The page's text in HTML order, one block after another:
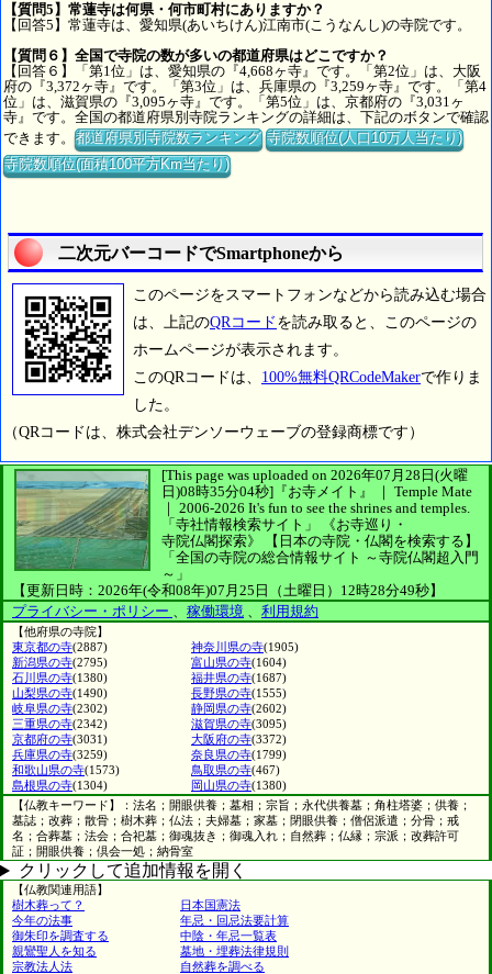
【質問5】常蓮寺は何県・何市町村にありますか？
【回答5】常蓮寺は、愛知県(あいちけん)江南市(こうなんし)の寺院です。
【質問６】全国で寺院の数が多いの都道府県はどこですか？
【回答６】「第1位」は、愛知県の『4,668ヶ寺』です。「第2位」は、大阪
府の『3,372ヶ寺』です。「第3位」は、兵庫県の『3,259ヶ寺』です。「第4
位」は、滋賀県の『3,095ヶ寺』です。「第5位」は、京都府の『3,031ヶ
寺』です。全国の都道府県別寺院ランキングの詳細は、下記のボタンで確認
できます。都道府県別寺院数ランキング 寺院数順位(人口10万人当たり)
寺院数順位(面積100平方Km当たり)
二次元バーコードでSmartphoneから
このページをスマートフォンなどから読み込む場合
は、上記のQRコード を読み取ると、このページの
ホームページが表示されます。
このQRコードは、 100%無料QRCodeMakerで作りま
した。
（QRコードは、株式会社デンソーウェーブの登録商標です）
[This page was uploaded on 2026年07月28日(火曜
日)08時35分04秒] 『お寺メイト』 ｜ Temple Mate
｜ 2006-2026 It's fun to see the shrines and temples.
「寺社情報検索サイト」
《お寺巡り・
寺院仏閣探索》
【日本の寺院・仏閣を検索する】
「全国の寺院の総合情報サイト ～寺院仏閣超入門
～」
【更新日時：2026年(令和08年)07月25日（土曜日）12時28分49秒】
プライバシー・ポリシー 、 稼働環境 、 利用規約
【他府県の寺院】
東京都の寺(2887) 神奈川県の寺(1905)
新潟県の寺(2795) 富山県の寺(1604)
石川県の寺(1380) 福井県の寺(1687)
山梨県の寺(1490) 長野県の寺(1555)
岐阜県の寺(2302) 静岡県の寺(2602)
三重県の寺(2342) 滋賀県の寺(3095)
京都府の寺(3031) 大阪府の寺(3372)
兵庫県の寺(3259) 奈良県の寺(1799)
和歌山県の寺(1573) 鳥取県の寺(467)
島根県の寺(1304) 岡山県の寺(1380)
【仏教キーワード】：法名；開眼供養；墓相；宗旨；永代供養墓；角柱塔婆；供養；
墓誌；改葬；散骨；樹木葬；仏法；夫婦墓；家墓；閉眼供養；僧侶派遣；分骨；戒
名；合葬墓；法会；合祀墓；御魂抜き；御魂入れ；自然葬；仏縁；宗派；改葬許可
証；開眼供養；倶会一処；納骨室
クリックして追加情報を開く
【仏教関連用語】
樹木葬って？
日本国憲法
今年の法事
年忌・回忌法要計算
御朱印を調査する
中陰・年忌一覧表
親鸞聖人を知る
墓地・埋葬法律規則
宗教法人法
自然葬を調べる